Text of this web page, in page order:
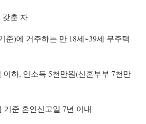
갖춘 자
준)에 거주하는 만 18세~39세 무주택
이하, 연소득 5천만원(신혼부부 7천만
기준 혼인신고일 7년 이내